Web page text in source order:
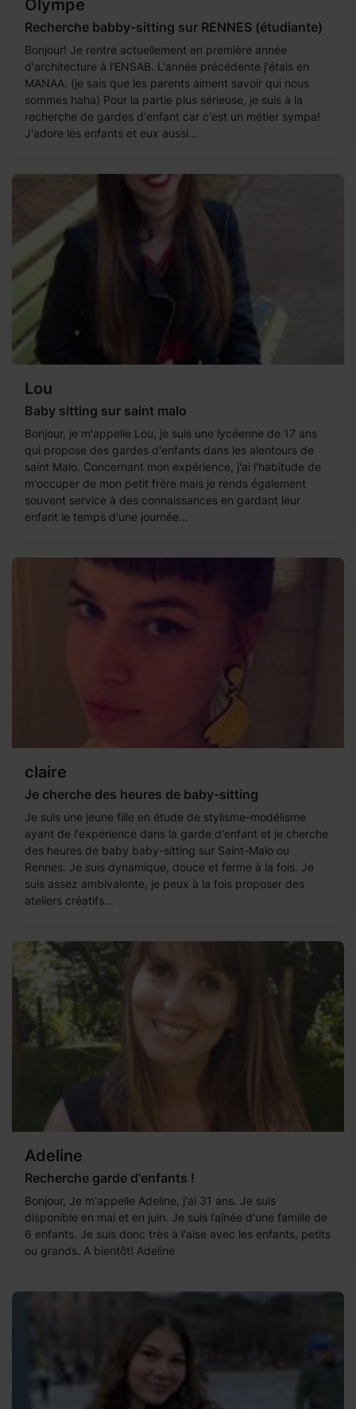
Olympe
Recherche babby-sitting sur RENNES (étudiante)
Bonjour! Je rentre actuellement en première année
d'architecture à l'ENSAB. L'année précédente j'étais en
MANAA. (je sais que les parents aiment savoir qui nous
sommes haha) Pour la partie plus sérieuse, je suis à la
recherche de gardes d'enfant car c'est un métier sympa!
J'adore les enfants et eux aussi...
Lou
Baby sitting sur saint malo
Bonjour, je m'appelle Lou, je suis une lycéenne de 17 ans
qui propose des gardes d'enfants dans les alentours de
saint Malo. Concernant mon expérience, j'ai l'habitude de
m'occuper de mon petit frère mais je rends également
souvent service à des connaissances en gardant leur
enfant le temps d'une journée...
claire
Je cherche des heures de baby-sitting
Je suis une jeune fille en étude de stylisme-modélisme
ayant de l'expérience dans la garde d'enfant et je cherche
des heures de baby baby-sitting sur Saint-Malo ou
Rennes. Je suis dynamique, douce et ferme à la fois. Je
suis assez ambivalente, je peux à la fois proposer des
ateliers créatifs...
Adeline
Recherche garde d'enfants !
Bonjour, Je m'appelle Adeline, j'ai 31 ans. Je suis
disponible en mai et en juin. Je suis l’aînée d'une famille de
6 enfants. Je suis donc très à l'aise avec les enfants, petits
ou grands. A bientôt! Adeline